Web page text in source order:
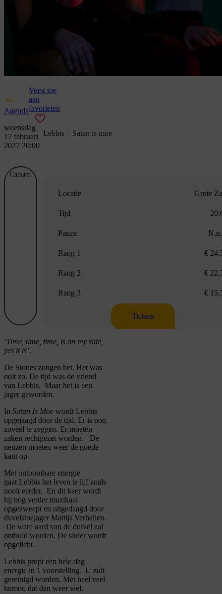
Agenda
Voeg toe
aan
favorieten
woensdag
17 februari
2027 20:00
Lebbis – Satan is moe
Cabaret
Locatie Grote
Tijd
Pauze
Rang 1 €
Rang 2 €
Rang 3 €
Tickets
‘Time, time, time, is on my side,
yes it is’.
De Stones zongen het. Het was
ooit zo. De tijd was de vriend
van Lebbis. Maar het is een
jager geworden.
In Satan Is Moe wordt Lebbis
opgejaagd door de tijd. Er is nog
zoveel te zeggen. Er moeten
zaken rechtgezet worden.
De
neuzen moeten weer de goede
kant op.
Met ontoombare energie
gaat Lebbis het leven te lijf zoals
nooit eerder. En dit keer wordt
hij nog verder muzikaal
opgezweept en uitgedaagd door
duvelstoejager Mattijs Verhallen.
De ware aard van de duivel zal
onthuld worden. De sluier wordt
opgelicht.
Lebbis propt een hele dag
energie in 1 voorstelling. U zult
gereinigd worden. Met heel veel
humor, dat dan weer wel.